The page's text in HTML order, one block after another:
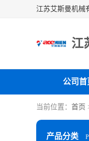
江
公司首
当前位置： 首页
产品分类